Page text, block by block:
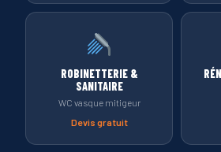
ROBINETTERIE &
SANITAIRE
WC vasque mitigeur
Devis gratuit